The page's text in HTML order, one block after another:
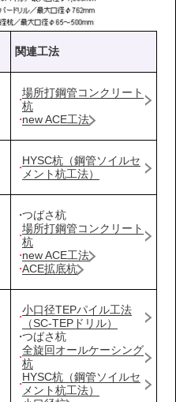
関連工法
場所打鋼管コンクリート
杭
new ACE工法
HYSC杭（鋼管ソイルセ
メント杭工法）
つばさ杭
場所打鋼管コンクリート
杭
new ACE工法
ACE拡底杭
小口径TEPパイル工法
（SC-TEPドリル）
つばさ杭
全旋回オールケーシング
杭
HYSC杭（鋼管ソイルセ
メント杭工法）